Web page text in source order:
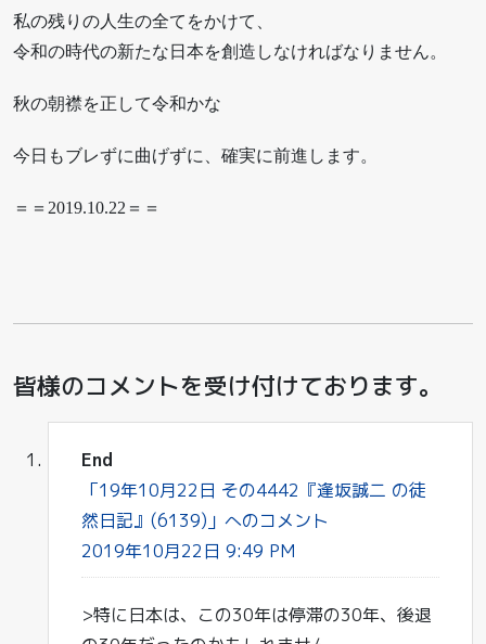
私の残りの人生の全てをかけて、
令和の時代の新たな日本を創造しなければなりません。
秋の朝襟を正して令和かな
今日もブレずに曲げずに、確実に前進します。
＝＝2019.10.22＝＝
皆様のコメントを受け付けております。
End
「19年10月22日 その4442『逢坂誠二 の徒
然日記』(6139)」へのコメント
2019年10月22日 9:49 PM
>特に日本は、この30年は停滞の30年、後退